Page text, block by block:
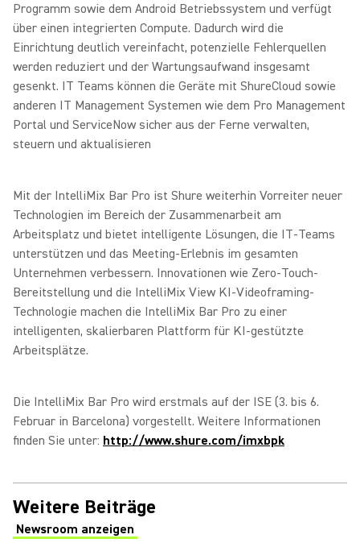
Programm sowie dem Android Betriebssystem und verfügt
über einen integrierten Compute. Dadurch wird die
Einrichtung deutlich vereinfacht, potenzielle Fehlerquellen
werden reduziert und der Wartungsaufwand insgesamt
gesenkt. IT Teams können die Geräte mit ShureCloud sowie
anderen IT Management Systemen wie dem Pro Management
Portal und ServiceNow sicher aus der Ferne verwalten,
steuern und aktualisieren
Mit der IntelliMix Bar Pro ist Shure weiterhin Vorreiter neuer
Technologien im Bereich der Zusammenarbeit am
Arbeitsplatz und bietet intelligente Lösungen, die IT-Teams
unterstützen und das Meeting-Erlebnis im gesamten
Unternehmen verbessern. Innovationen wie Zero-Touch-
Bereitstellung und die IntelliMix View KI-Videoframing-
Technologie machen die IntelliMix Bar Pro zu einer
intelligenten, skalierbaren Plattform für KI-gestützte
Arbeitsplätze.
Die IntelliMix Bar Pro wird erstmals auf der ISE (3. bis 6.
Februar in Barcelona) vorgestellt. Weitere Informationen
finden Sie unter: http://www.shure.com/imxbpk
Weitere Beiträge
Newsroom anzeigen
(Opens in a new tab)